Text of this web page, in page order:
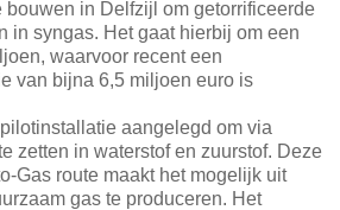
in Delfzijl om getorrificeerde
in syngas. Het gaat hierbij om een
waarvoor recent een
van bijna 6,5 miljoen euro is
aangelegd om via
zetten in waterstof en zuurstof. Deze
Gas route maakt het mogelijk uit
gas te produceren. Het